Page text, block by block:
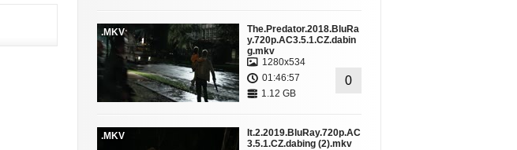
.MKV
The.Predator.2018.BluRa
y.720p.AC3.5.1.CZ.dabin
g.mkv
1280x534
01:46:57
1.12 GB
0
.MKV
It.2.2019.BluRay.720p.AC
3.5.1.CZ.dabing (2).mkv